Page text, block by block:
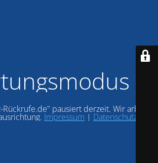
pausiert derzeit. Wir arbeiten
Impressum | Datenschutz